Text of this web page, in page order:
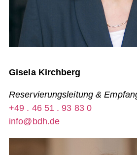
Gisela Kirchberg
Reservierungsleitung &
+49 . 46 51 . 93 83 0
info@bdh.de